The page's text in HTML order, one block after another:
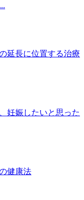
延長に位置する治療
妊娠したいと思った
健康法